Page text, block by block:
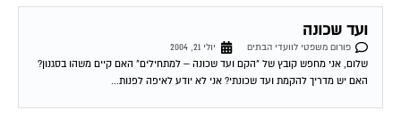
ועד שכונה
פורום משפטי לוועדי הבתים
שלום, אני מחפש קובץ של "הקם ועד שכונה – למתחילים" האם קיים משהו בסגנון?
האם יש מדריך להקמת ועד שכונתי? אני לא יודע לאיפה לפנות...